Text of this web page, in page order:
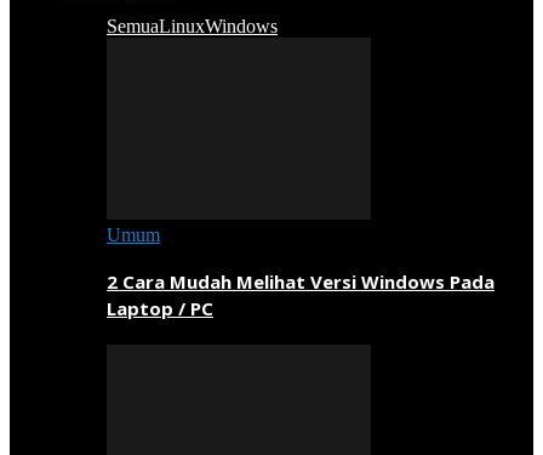
SemuaLinuxWindows
Umum
2 Cara Mudah Melihat Versi Windows Pada
Laptop / PC